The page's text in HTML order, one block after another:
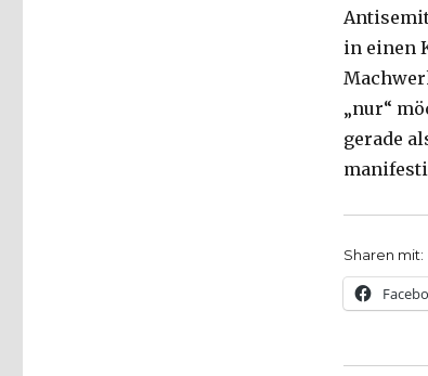
in einen
„nur“
gerade
Sharen mit: